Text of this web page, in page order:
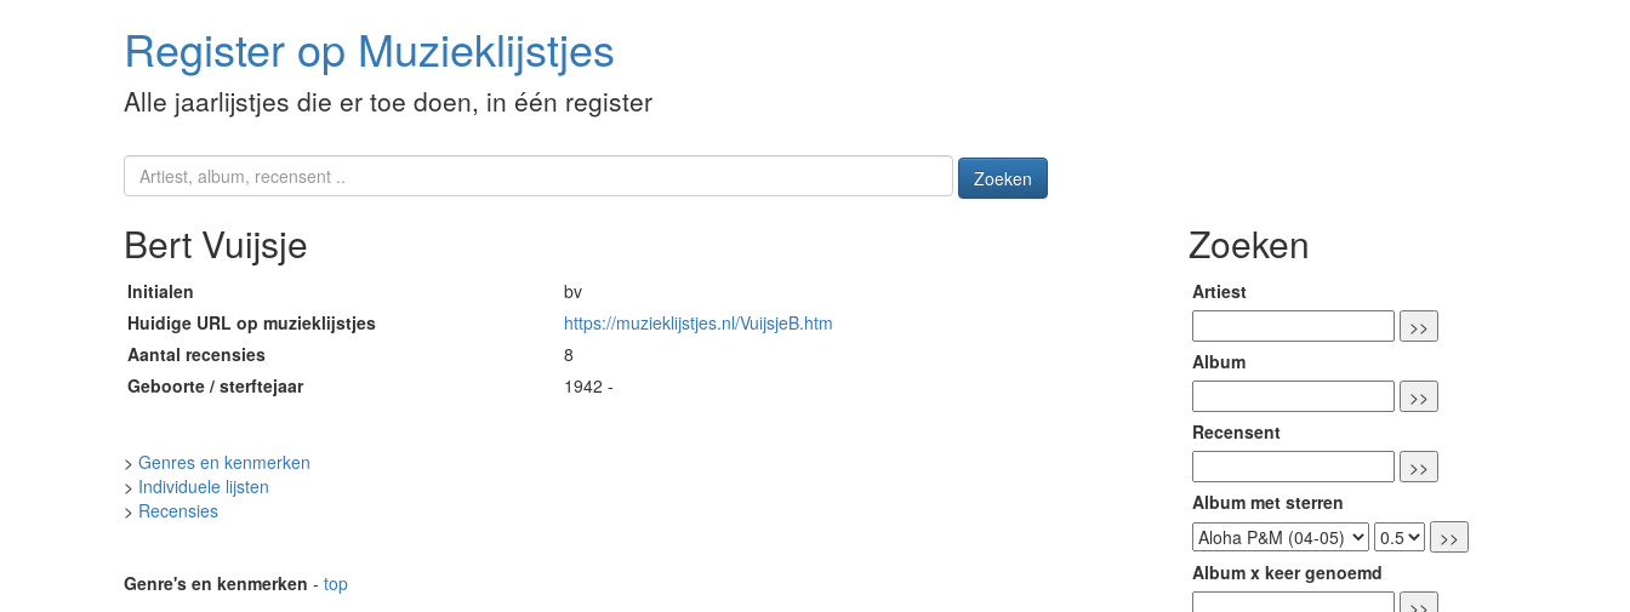
Register op Muzieklijstjes
Alle jaarlijstjes die er toe doen, in één register
Zoeken
Bert Vuijsje
Initialen
bv
Huidige URL op muzieklijstjes
https://muzieklijstjes.nl/VuijsjeB.htm
Aantal recensies
8
Geboorte / sterftejaar
1942 -
> Genres en kenmerken
> Individuele lijsten
> Recensies
Genre's en kenmerken - top
Zoeken
Artiest
Album
Recensent
Album met sterren
Album x keer genoemd